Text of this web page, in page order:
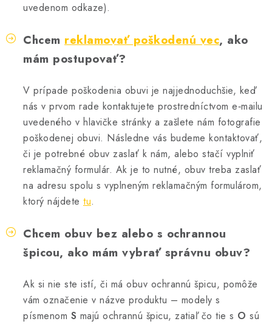
OCHRANNÉ PRACOVNÉ POMÔCKY
ZNAČKY
Napíšte nám
uvedenom odkaze).
Chcem reklamovať poškodenú vec, ako
mám postupovať?
V prípade poškodenia obuvi je najjednoduchšie, keď
nás v prvom rade kontaktujete prostredníctvom e‑mailu
uvedeného v hlavičke stránky a zašlete nám fotografie
poškodenej obuvi. Následne vás budeme kontaktovať,
či je potrebné obuv zaslať k nám, alebo stačí vyplniť
reklamačný formulár. Ak je to nutné, obuv treba zaslať
na adresu spolu s vyplneným reklamačným formulárom,
ktorý nájdete tu.
Chcem obuv bez alebo s ochrannou
špicou, ako mám vybrať správnu obuv?
Ak si nie ste istí, či má obuv ochrannú špicu, pomôže
vám označenie v názve produktu – modely s
písmenom S majú ochrannú špicu, zatiaľ čo tie s O sú